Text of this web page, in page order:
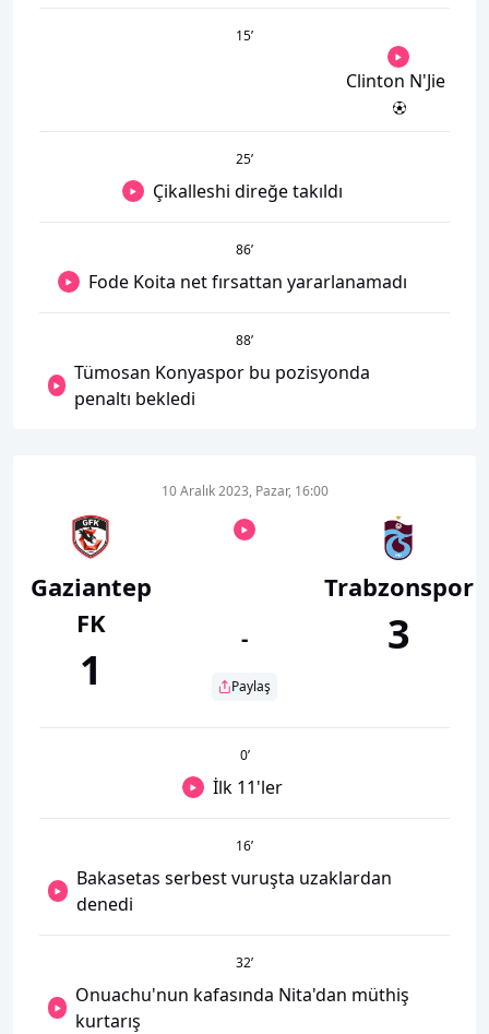
15’
Clinton N'Jie
25’
Çikalleshi direğe takıldı
86’
Fode Koita net fırsattan yararlanamadı
88’
Tümosan Konyaspor bu pozisyonda
penaltı bekledi
Gaziantep
FK
1
10 Aralık 2023, Pazar, 16:00
-
Paylaş
Trabzonspor
3
0’
İlk 11'ler
16’
Bakasetas serbest vuruşta uzaklardan
denedi
32’
Onuachu'nun kafasında Nita'dan müthiş
kurtarış